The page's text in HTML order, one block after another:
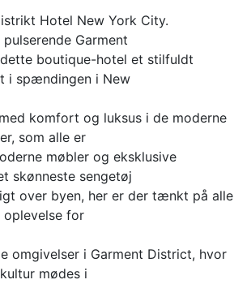
Hotel New York City.
Garment
boutique-hotel et stilfuldt
i spændingen i New
komfort og luksus i de moderne
som alle er
møbler og eksklusive
skønneste sengetøj
over byen, her er der tænkt på alle
oplevelse for
omgivelser i Garment District, hvor
mødes i